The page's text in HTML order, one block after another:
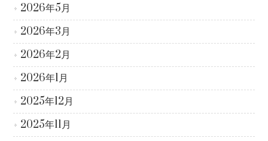
2026年5月
2026年3月
2026年2月
2026年1月
2025年12月
2025年11月